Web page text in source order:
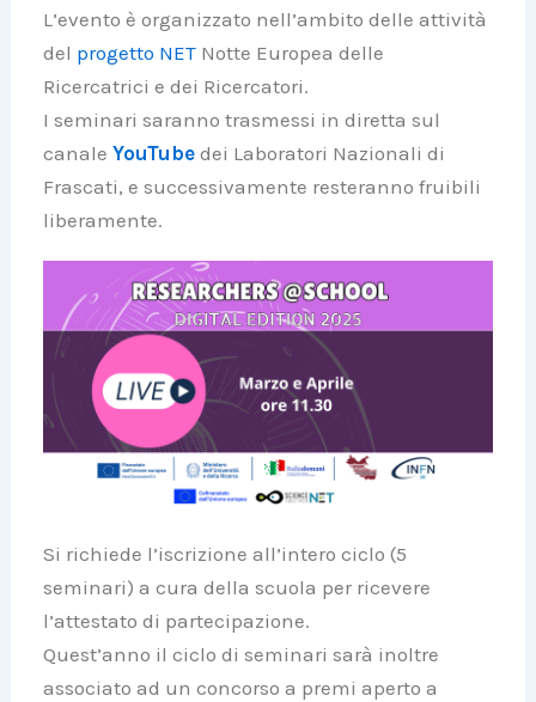
L’evento è organizzato nell’ambito delle attività
del progetto NET Notte Europea delle
Ricercatrici e dei Ricercatori.
I seminari saranno trasmessi in diretta sul
canaleYouTube dei Laboratori Nazionali di
Frascati, e successivamente resteranno fruibili
liberamente.
Si richiede l’iscrizione all’intero ciclo (5
seminari) a cura della scuola per ricevere
l’attestato di partecipazione.
Quest’anno il ciclo di seminari sarà inoltre
associato ad un concorso a premi aperto a